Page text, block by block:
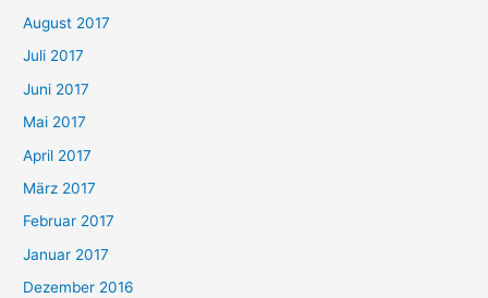
August 2017
Juli 2017
Juni 2017
Mai 2017
April 2017
März 2017
Februar 2017
Januar 2017
Dezember 2016